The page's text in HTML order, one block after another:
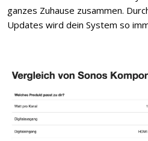
ganzes Zuhause zusammen.
Updates wird dein System so